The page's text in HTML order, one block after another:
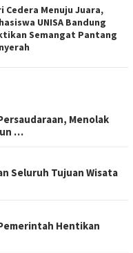
Cedera Menuju Juara,
UNISA Bandung
Semangat Pantang
Menolak
…
Seluruh Tujuan Wisata
Hentikan